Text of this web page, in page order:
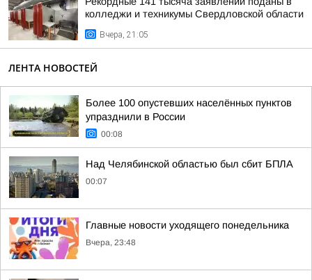
колледжи и техникумы Свердловской области
Вчера, 21:05
ЛЕНТА НОВОСТЕЙ
Более 100 опустевших населённых пунктов
упразднили в России
00:08
Над Челябинской областью был сбит БПЛА
00:07
Главные новости уходящего понедельника
Вчера, 23:48